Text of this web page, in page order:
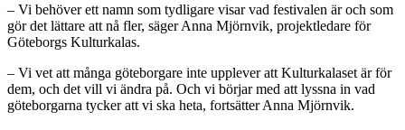
– Vi behöver ett namn som tydligare visar vad festivalen är och som
gör det lättare att nå fler, säger Anna Mjörnvik, projektledare för
Göteborgs Kulturkalas.
– Vi vet att många göteborgare inte upplever att Kulturkalaset är för
dem, och det vill vi ändra på. Och vi börjar med att lyssna in vad
göteborgarna tycker att vi ska heta, fortsätter Anna Mjörnvik.